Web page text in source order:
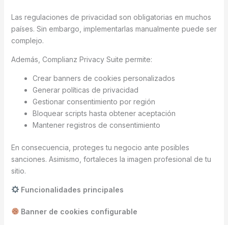
Las regulaciones de privacidad son obligatorias en muchos
países. Sin embargo, implementarlas manualmente puede ser
complejo.
Además, Complianz Privacy Suite permite:
Crear banners de cookies personalizados
Generar políticas de privacidad
Gestionar consentimiento por región
Bloquear scripts hasta obtener aceptación
Mantener registros de consentimiento
En consecuencia, proteges tu negocio ante posibles
sanciones. Asimismo, fortaleces la imagen profesional de tu
sitio.
Funcionalidades principales
Banner de cookies configurable